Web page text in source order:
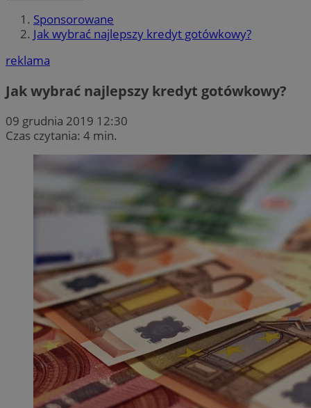
Sponsorowane
Jak wybrać najlepszy kredyt gotówkowy?
reklama
Jak wybrać najlepszy kredyt gotówkowy?
09 grudnia 2019 12:30
Czas czytania: 4 min.